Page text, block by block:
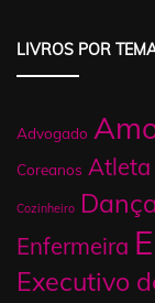
LIVROS POR
Advogado
Coreanos Atleta
Cozinheiro
Enfermeira
Executivo